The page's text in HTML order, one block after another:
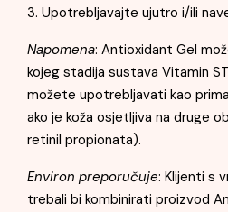
3. Upotrebljavajte ujutro i/ili
Napomena: Antioxidant Gel
kojeg stadija sustava Vitamin
možete upotrebljavati kao
ako je koža osjetljiva na druge
retinil propionata).
Environ preporučuje: Klijenti s
trebali bi kombinirati proizvod